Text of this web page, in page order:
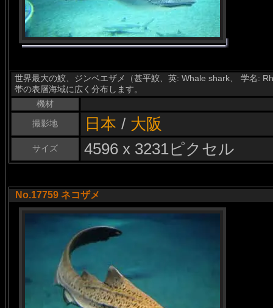
世界最大の鮫、ジンベエザメ（甚平鮫、英: Whale shark、 学名:
帯の表層海域に広く分布します。
機材
撮影地
日本 / 大阪
サイズ 4596 x 3231ピクセル
No.17759 ネコザメ